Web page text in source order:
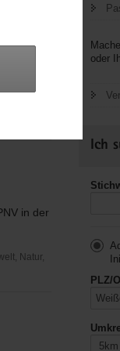
in der
Natur,
oder
Ich
PLZ/